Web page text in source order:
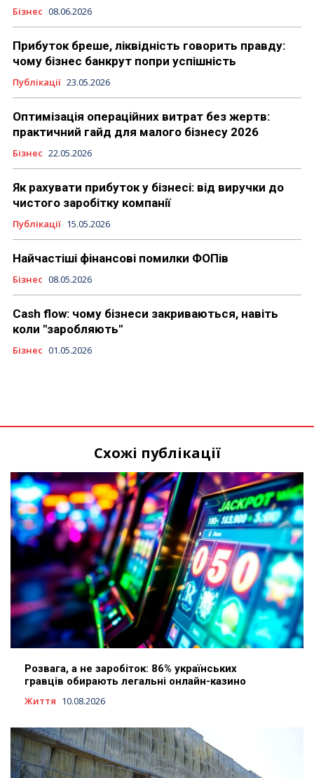
Бізнес 08.06.2026
Прибуток бреше, ліквідність говорить правду:
чому бізнес банкрут попри успішність
Публікації 23.05.2026
Оптимізація операційних витрат без жертв:
практичний гайд для малого бізнесу 2026
Бізнес 22.05.2026
Як рахувати прибуток у бізнесі: від виручки до
чистого заробітку компанії
Публікації 15.05.2026
Найчастіші фінансові помилки ФОПів
Бізнес 08.05.2026
Cash flow: чому бізнеси закриваються, навіть
коли "заробляють"
Бізнес 01.05.2026
Схожі публікації
Розвага, а не заробіток: 86% українських
гравців обирають легальні онлайн-казино
Життя 10.08.2026